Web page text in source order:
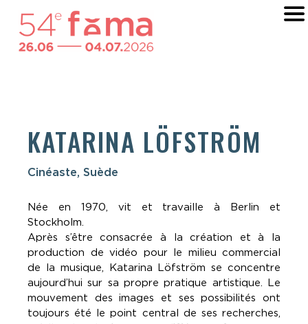
KATARINA LÖFSTRÖM
Cinéaste, Suède
Née en 1970, vit et travaille à Berlin et
Stockholm.
Après s’être consacrée à la création et à la
production de vidéo pour le milieu commercial
de la musique, Katarina Löfström se concentre
aujourd’hui sur sa propre pratique artistique. Le
mouvement des images et ses possibilités ont
toujours été le point central de ses recherches,